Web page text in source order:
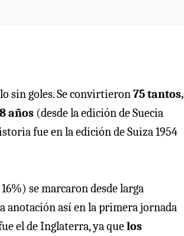
sin goles. Se convirtieron75 tantos,
años (desde la edición de Suecia
fue en la edición de Suiza 1954
se marcaron desde larga
anotación así en la primera jornada
el de Inglaterra, ya quelos